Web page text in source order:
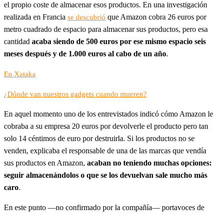
el propio coste de almacenar esos productos. En una investigación
realizada en Francia se descubrió que Amazon cobra 26 euros por
metro cuadrado de espacio para almacenar sus productos, pero esa
cantidad acaba siendo de 500 euros por ese mismo espacio seis
meses después y de 1.000 euros al cabo de un año.
En Xataka
¿Dónde van nuestros gadgets cuando mueren?
En aquel momento uno de los entrevistados indicó cómo Amazon le
cobraba a su empresa 20 euros por devolverle el producto pero tan
solo 14 céntimos de euro por destruirla. Si los productos no se
venden, explicaba el responsable de una de las marcas que vendía
sus productos en Amazon, acaban no teniendo muchas opciones:
seguir almacenándolos o que se los devuelvan sale mucho más
caro.
En este punto —no confirmado por la compañía— portavoces de